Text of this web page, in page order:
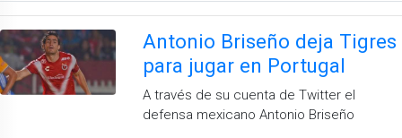
Antonio Briseño deja Tigres
para jugar en Portugal
A través de su cuenta de Twitter el
defensa mexicano Antonio Briseño